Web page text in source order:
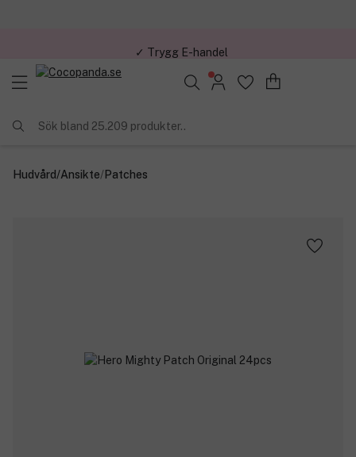
Sök bland 25.209 produkter..
Hudvård/Ansikte/Patches